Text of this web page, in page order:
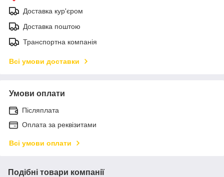
Доставка кур'єром
Доставка поштою
Транспортна компанія
Всі умови доставки
Умови оплати
Післяплата
Оплата за реквізитами
Всі умови оплати
Подібні товари компанії